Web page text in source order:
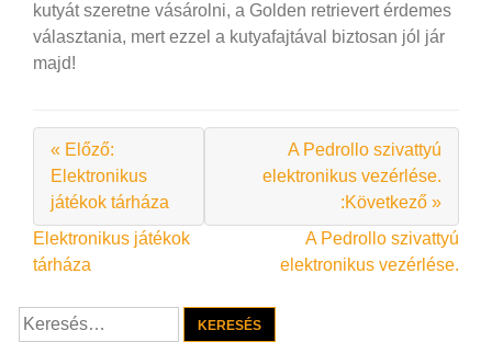
kutyát szeretne vásárolni, a Golden retrievert érdemes
választania, mert ezzel a kutyafajtával biztosan jól jár
majd!
« Előző:
Elektronikus
játékok tárháza
A Pedrollo szivattyú
elektronikus vezérlése.
:Következő »
Bejegyzés
navigáció
Elektronikus játékok
tárháza
A Pedrollo szivattyú
elektronikus vezérlése.
Keresés: